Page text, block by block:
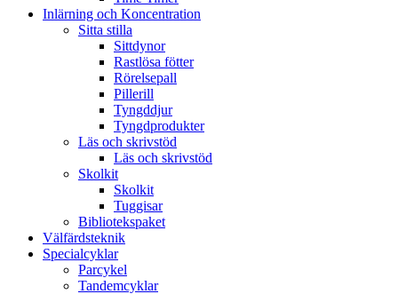
Inlärning och Koncentration
Sitta stilla
Sittdynor
Rastlösa fötter
Rörelsepall
Pillerill
Tyngddjur
Tyngdprodukter
Läs och skrivstöd
Läs och skrivstöd
Skolkit
Skolkit
Tuggisar
Bibliotekspaket
Välfärdsteknik
Specialcyklar
Parcykel
Tandemcyklar